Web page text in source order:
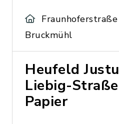
Bruckmühl
Heufeld
Liebig-
Papier